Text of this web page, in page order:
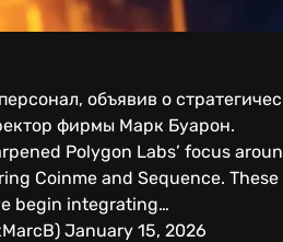
объявив о
фирмы Марк Буарон.
Polygon Labs’ focus
Coinme and Sequence.
begin integrating…
January 15, 2026